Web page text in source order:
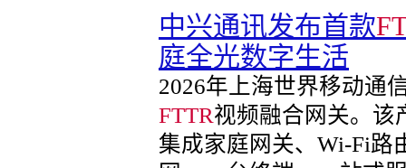
中兴通讯发布首款
庭全光数字生活
2026年上海世界移动通
FTTR视频融合网关。该
集成家庭网关、Wi-Fi路